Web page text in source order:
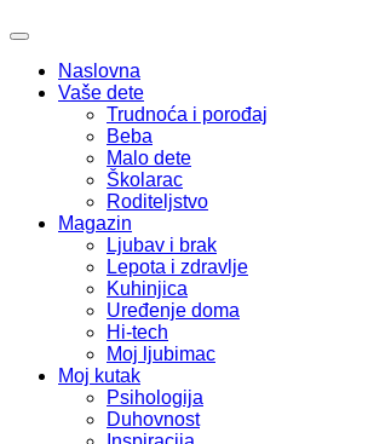
Naslovna
Vaše dete
Trudnoća i porođaj
Beba
Malo dete
Školarac
Roditeljstvo
Magazin
Ljubav i brak
Lepota i zdravlje
Kuhinjica
Uređenje doma
Hi-tech
Moj ljubimac
Moj kutak
Psihologija
Duhovnost